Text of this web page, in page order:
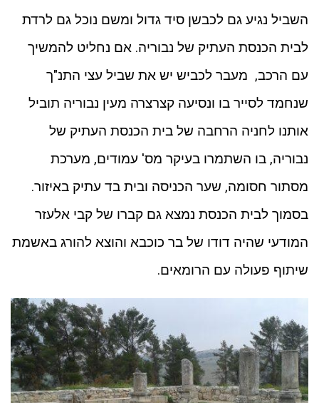
השביל נגיע גם לכבשן סיד גדול ומשם נוכל גם לרדת
לבית הכנסת העתיק של נבוריה. אם נחליט להמשיך
עם הרכב, מעבר לכביש יש את שביל עצי התנ"ך
שנחמד לסייר בו ונסיעה קצרצרה מעין נבוריה תוביל
אותנו לחניה הרחבה של בית הכנסת העתיק של
נבוריה, בו השתמרו בעיקר מס' עמודים, מערכת
מסתור חסומה, שער הכניסה ובית בד עתיק באיזור.
בסמוך לבית הכנסת נמצא גם קברו של קבי אלעזר
המודעי שהיה דודו של בר כוכבא והוצא להורג באשמת
שיתוף פעולה עם הרומאים.